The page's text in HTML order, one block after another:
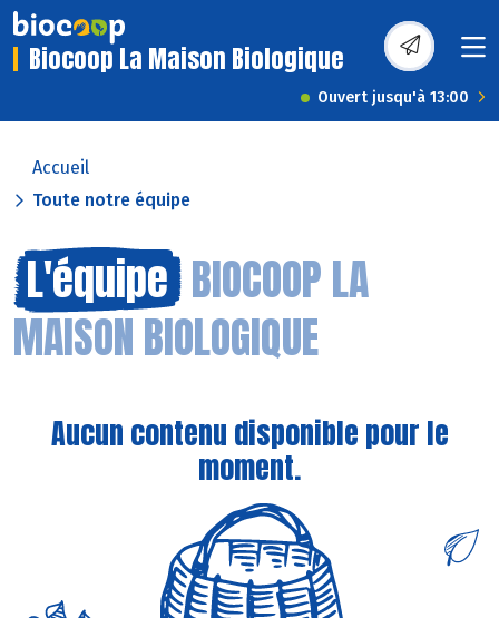
Biocoop La Maison Biologique
Ouvert jusqu'à 13:00
Accueil
Toute notre équipe
L'équipe BIOCOOP LA
MAISON BIOLOGIQUE
Aucun contenu disponible pour le
moment.